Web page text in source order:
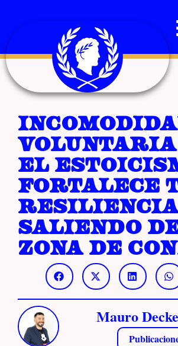
voluntaria
el
fortalece
resiliencia
saliendo
zona de
Mauro